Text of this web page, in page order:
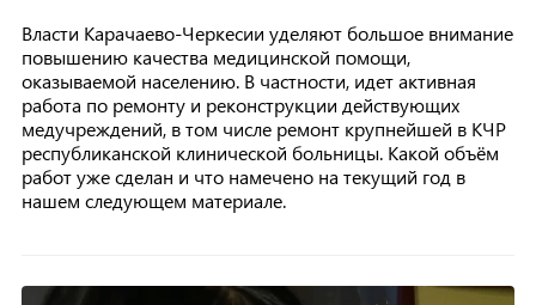
Власти Карачаево-Черкесии уделяют большое внимание
повышению качества медицинской помощи,
оказываемой населению. В частности, идет активная
работа по ремонту и реконструкции действующих
медучреждений, в том числе ремонт крупнейшей в КЧР
республиканской клинической больницы. Какой объём
работ уже сделан и что намечено на текущий год в
нашем следующем материале.